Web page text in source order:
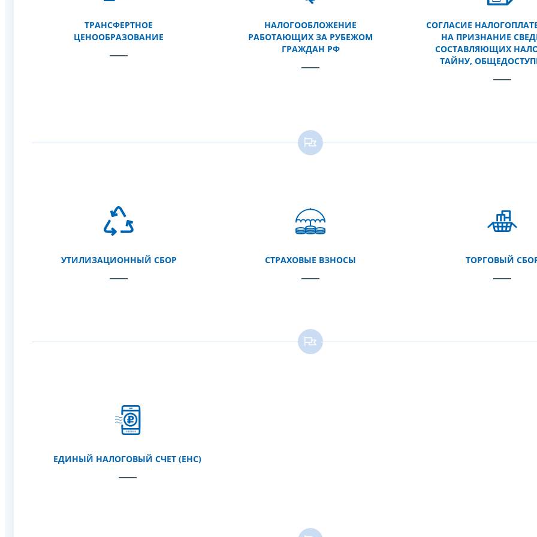
ТРАНСФЕРТНОЕ
ЦЕНООБРАЗОВАНИЕ
НАЛОГООБЛОЖЕНИЕ
РАБОТАЮЩИХ ЗА РУБЕЖОМ
ГРАЖДАН РФ
СОГЛАСИЕ
НА ПРИЗНАНИЕ
СОСТАВЛЯЮЩИХ
ТАЙНУ,
УТИЛИЗАЦИОННЫЙ СБОР СТРАХОВЫЕ ВЗНОСЫ ТОРГОВЫЙ
ЕДИНЫЙ НАЛОГОВЫЙ СЧЕТ (ЕНС)